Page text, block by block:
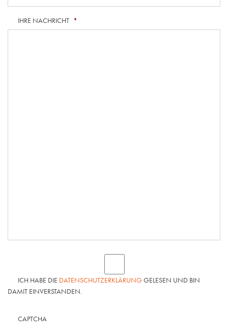
IHRE NACHRICHT *
ICH HABE DIE DATENSCHUTZERKLÄRUNG GELESEN UND BIN
DAMIT EINVERSTANDEN.
CAPTCHA